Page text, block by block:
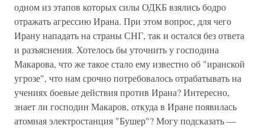
одном из этапов которых силы ОДКБ взялись бодро
отражать агрессию Ирана. При этом вопрос, для чего
Ирану нападать на страны СНГ, так и остался без ответа
и разъяснения. Хотелось бы уточнить у господина
Макарова, что же такое стало ему известно об "иранской
угрозе", что нам срочно потребовалось отрабатывать на
учениях боевые действия против Ирана? Интересно,
знает ли господин Макаров, откуда в Иране появилась
атомная электростанция "Бушер"? Могу подсказать —